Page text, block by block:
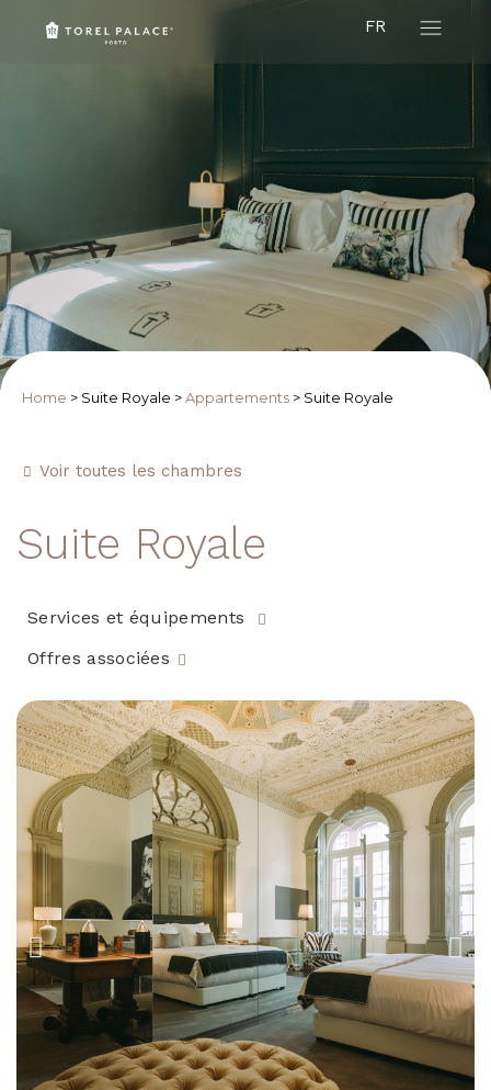
FR
Home > Suite Royale > Appartements > Suite Royale
Voir toutes les chambres
Suite Royale
Services et équipements
Offres associées